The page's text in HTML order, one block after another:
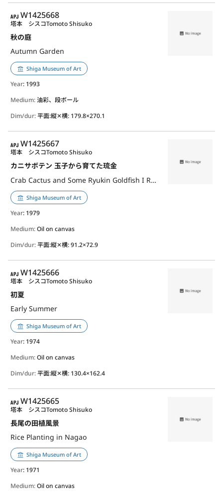
APJ
W1425668
秋の庭
Autumn Garden
塔本 シスコTomoto Shisuko
Shiga Museum of Art
Year: 1993
Medium:油彩、段ボール
Dim/dur:平面:縦✕横: 179.8×270.1
APJ
W1425667
カニサボテン 玉子から育てた琉金
Crab Cactus and Some Ryukin Goldfish I Raised from Eggs
塔本 シスコTomoto Shisuko
Shiga Museum of Art
Year: 1979
Medium:Oil on canvas
Dim/dur:平面:縦✕横: 91.2×72.9
APJ
W1425666
初夏
Early Summer
塔本 シスコTomoto Shisuko
Shiga Museum of Art
Year: 1974
Medium:Oil on canvas
Dim/dur:平面:縦✕横: 130.4×162.4
APJ
W1425665
長尾の田植風景
Rice Planting in Nagao
塔本 シスコTomoto Shisuko
Shiga Museum of Art
Year: 1971
Medium:Oil on canvas